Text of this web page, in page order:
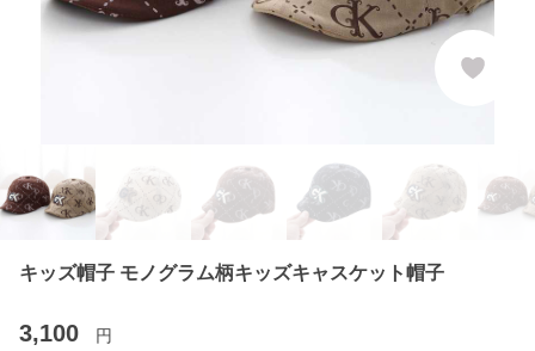
キッズ帽子 モノグラム柄キッズキャスケット帽子
3,100 円